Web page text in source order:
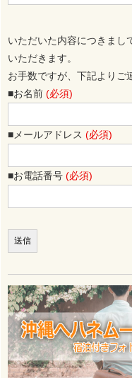
いただいた内容につきまし
いただきます。
お手数ですが、下記よりご
■お名前(必須)
■メールアドレス(必須)
■お電話番号(必須)